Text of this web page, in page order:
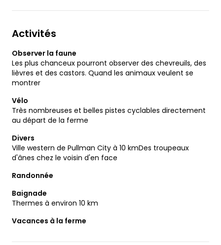
Activités
Observer la faune
Les plus chanceux pourront observer des chevreuils, des
lièvres et des castors. Quand les animaux veulent se
montrer
Vélo
Très nombreuses et belles pistes cyclables directement
au départ de la ferme
Divers
Ville western de Pullman City à 10 kmDes troupeaux
d'ânes chez le voisin d'en face
Randonnée
Baignade
Thermes à environ 10 km
Vacances à la ferme